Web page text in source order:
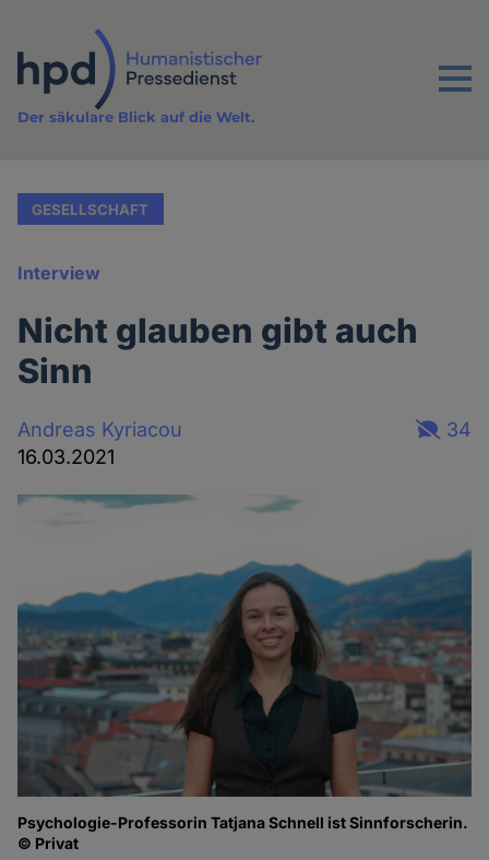
Inhalt
Menu
Der säkulare Blick auf die Welt.
GESELLSCHAFT
Interview
Nicht glauben gibt auch
Sinn
Andreas Kyriacou
16.03.2021
34
Psychologie-Professorin Tatjana Schnell ist Sinnforscherin.
© Privat